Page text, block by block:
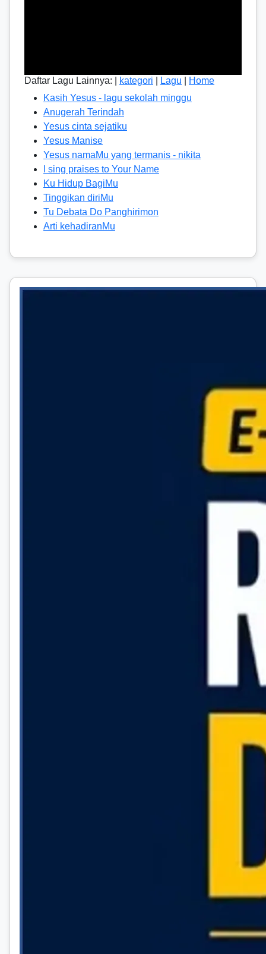
Daftar Lagu Lainnya: | kategori Lagu
Home
Kasih Yesus - lagu sekolah minggu
Anugerah Terindah
Yesus cinta sejatiku
Yesus Manise
Yesus namaMu yang termanis - nikita
I sing praises to Your Name
Ku Hidup BagiMu
Tinggikan diriMu
Tu Debata Do Panghirimon
Arti kehadiranMu